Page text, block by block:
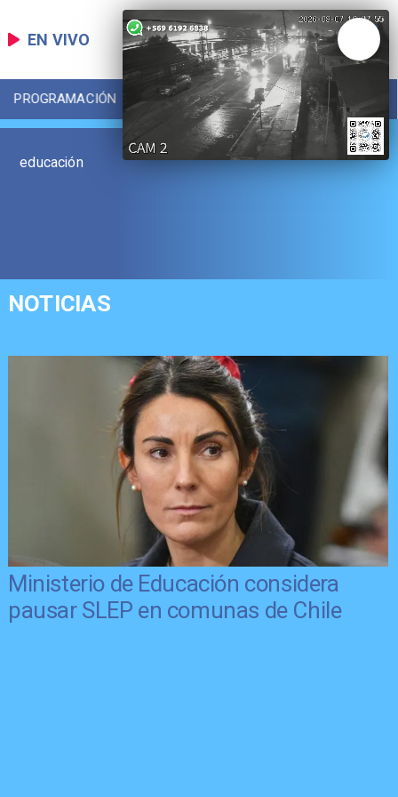
EN VIVO
PROGRAMACIÓN LOCAL DEPORTES
educación
NOTICIAS
Ministerio de Educación considera
pausar SLEP en comunas de Chile